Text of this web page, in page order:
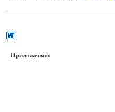
Приложения: